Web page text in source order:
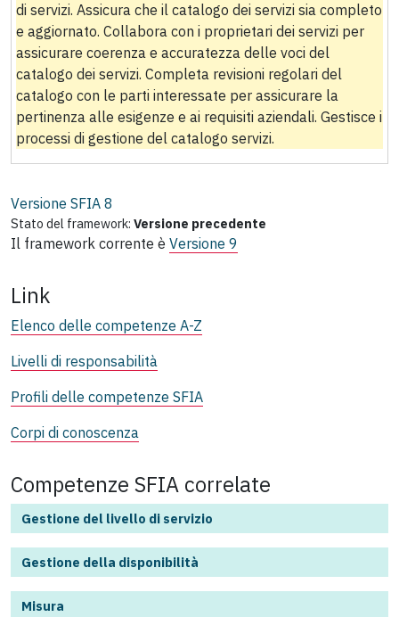
di servizi. Assicura che il catalogo dei servizi sia completo
e aggiornato. Collabora con i proprietari dei servizi per
assicurare coerenza e accuratezza delle voci del
catalogo dei servizi. Completa revisioni regolari del
catalogo con le parti interessate per assicurare la
pertinenza alle esigenze e ai requisiti aziendali. Gestisce i
processi di gestione del catalogo servizi.
Versione SFIA 8
Stato del framework: Versione precedente
Il framework corrente è Versione 9
Link
Elenco delle competenze A-Z
Livelli di responsabilità
Profili delle competenze SFIA
Corpi di conoscenza
Competenze SFIA correlate
Gestione del livello di servizio
Gestione della disponibilità
Misura